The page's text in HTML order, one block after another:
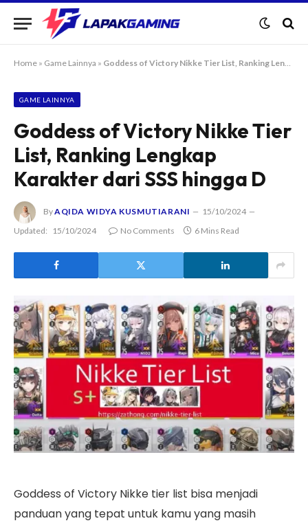
Home » Game Lainnya » Goddess of Victory Nikke Tier List, Ranking Lengkap Karakter dari SSS hingga D
GAME LAINNYA
Goddess of Victory Nikke Tier
List, Ranking Lengkap
Karakter dari SSS hingga D
ByAQIDA WIDYA KUSMUTIARANI
15/10/2024
Updated:
15/10/2024 No Comments 6 Mins Read
Goddess of Victory Nikke tier list bisa menjadi
panduan yang tepat untuk kamu yang masih